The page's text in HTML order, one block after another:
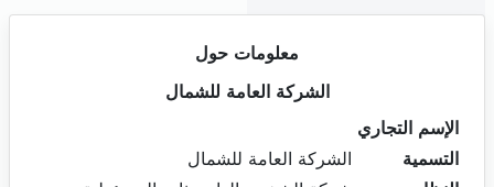
معلومات حول
الشركة العامة للشمال
الإسم التجاري
التسمية
الشركة العامة للشمال